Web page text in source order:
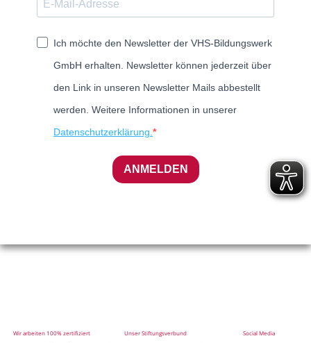
Ich möchte den Newsletter der VHS-Bildungswerk
GmbH erhalten. Newsletter können jederzeit über
den Link in unseren Newsletter Mails abbestellt
werden. Weitere Informationen in unserer
Datenschutzerklärung.
ANMELDEN
Wir arbeiten 100% zertifiziert Unser Stiftungsverbund Social Media